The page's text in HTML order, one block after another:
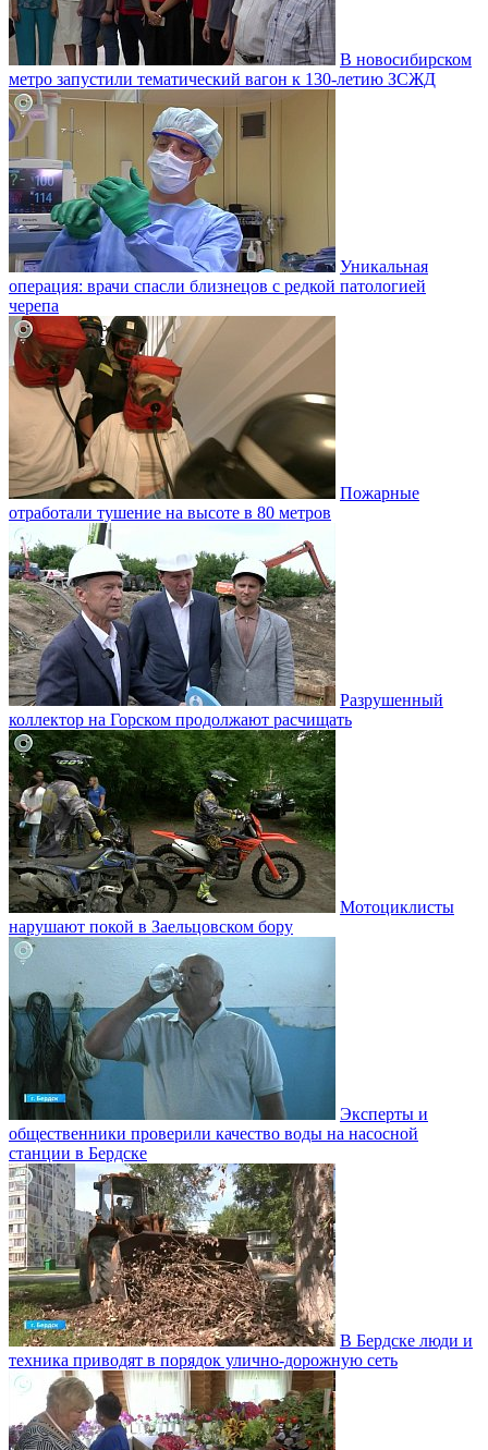
В новосибирском
метро запустили тематический вагон к 130-летию ЗСЖД
Уникальная
операция: врачи спасли близнецов с редкой патологией
черепа
Пожарные
отработали тушение на высоте в 80 метров
Разрушенный
коллектор на Горском продолжают расчищать
Мотоциклисты
нарушают покой в Заельцовском бору
Эксперты и
общественники проверили качество воды на насосной
станции в Бердске
В Бердске люди и
техника приводят в порядок улично‑дорожную сеть